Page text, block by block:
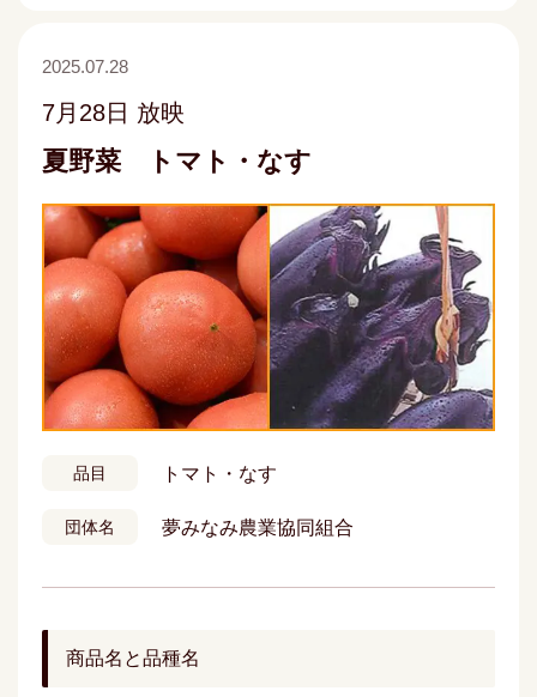
2025.07.28
7月28日 放映
夏野菜 トマト・なす
品目 トマト・なす
団体名 夢みなみ農業協同組合
商品名と品種名